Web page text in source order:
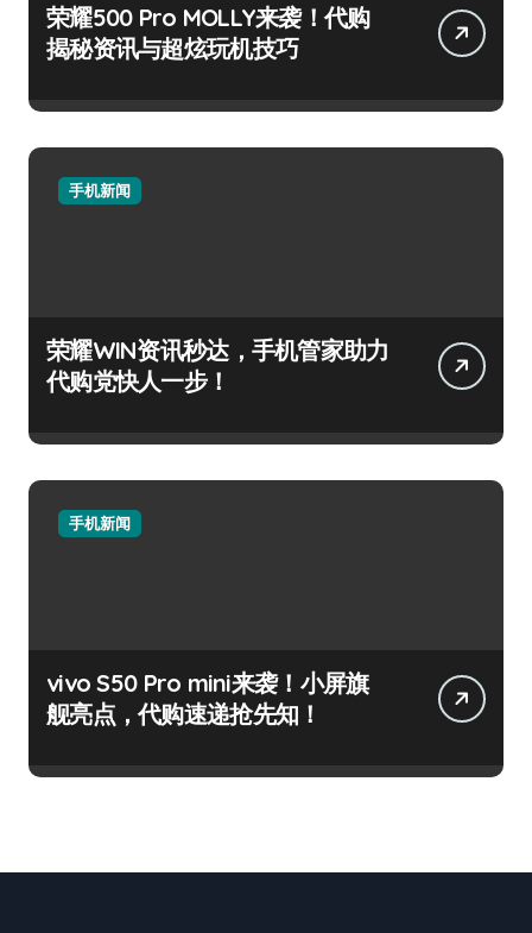
荣耀500 Pro MOLLY来袭！代购
揭秘资讯与超炫玩机技巧
手机新闻
荣耀WIN资讯秒达，手机管家助力
代购党快人一步！
手机新闻
vivo S50 Pro mini来袭！小屏旗
舰亮点，代购速递抢先知！